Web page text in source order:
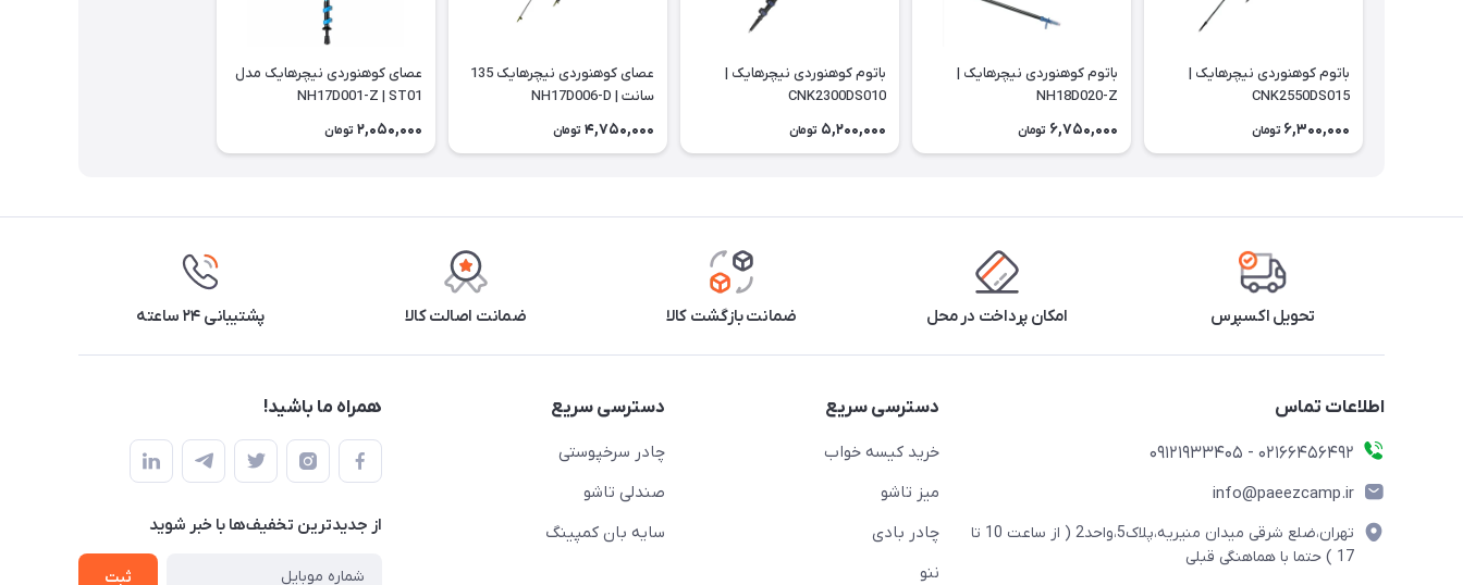
باتوم کوهنوردی نیچرهایک |
CNK2550DS015
6,300,000 تومان
باتوم کوهنوردی نیچرهایک |
NH18D020-Z
6,750,000 تومان
باتوم کوهنوردی نیچرهایک |
CNK2300DS010
5,200,000 تومان
عصای کوهنوردی نیچرهایک 135
سانت | NH17D006-D
4,750,000 تومان
عصای کوهنوردی نیچرهایک مدل
NH17D001-Z | ST01
2,050,000 تومان
تحویل اکسپرس امکان پرداخت در محل ضمانت بازگشت کالا ضمانت اصالت کالا پشتیبانی ۲۴ ساعته
اطلاعات تماس
02166456492 - 09121933405
info@paeezcamp.ir
تهران،ضلع شرقی میدان منیریه،پلاک5،واحد2 ( از ساعت 10 تا
17 ) حتما با هماهنگی قبلی
دسترسی سریع
خرید کیسه خواب
میز تاشو
چادر بادی
ننو
دسترسی سریع
چادر سرخپوستی
صندلی تاشو
سایه بان کمپینگ
همراه ما باشید!
از جدید‌ترین تخفیف‌ها با‌ خبر شوید
ثبت